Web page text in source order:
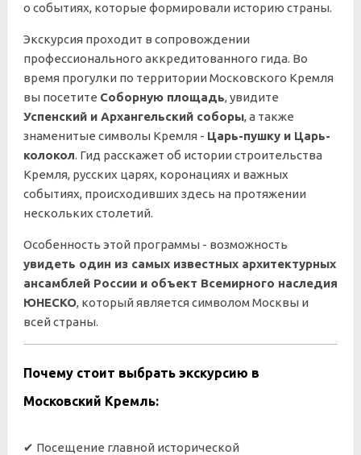
о событиях, которые формировали историю страны.
Экскурсия проходит в сопровождении
профессионального аккредитованного гида. Во
время прогулки по территории Московского Кремля
вы посетите Соборную площадь, увидите
Успенский и Архангельский соборы, а также
знаменитые символы Кремля - Царь-пушку и Царь-
колокол. Гид расскажет об истории строительства
Кремля, русских царях, коронациях и важных
событиях, происходивших здесь на протяжении
нескольких столетий.
Особенность этой программы - возможность
увидеть один из самых известных архитектурных
ансамблей России и объект Всемирного наследия
ЮНЕСКО, который является символом Москвы и
всей страны.
Почему стоит выбрать экскурсию в
Московский Кремль:
✔ Посещение главной исторической